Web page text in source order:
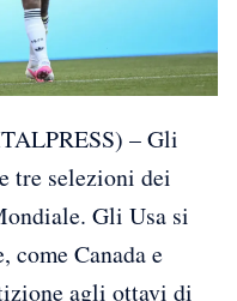
– Gli
tre selezioni dei
Gli Usa si
come Canada e
agli ottavi di